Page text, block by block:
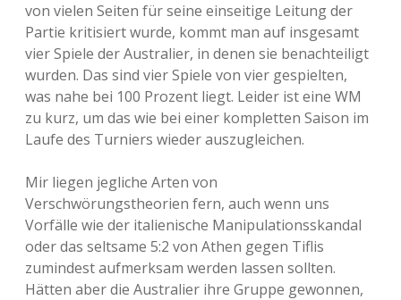
von vielen Seiten für seine einseitige Leitung der
Partie kritisiert wurde, kommt man auf insgesamt
vier Spiele der Australier, in denen sie benachteiligt
wurden. Das sind vier Spiele von vier gespielten,
was nahe bei 100 Prozent liegt. Leider ist eine WM
zu kurz, um das wie bei einer kompletten Saison im
Laufe des Turniers wieder auszugleichen.
Mir liegen jegliche Arten von
Verschwörungstheorien fern, auch wenn uns
Vorfälle wie der italienische Manipulationsskandal
oder das seltsame 5:2 von Athen gegen Tiflis
zumindest aufmerksam werden lassen sollten.
Hätten aber die Australier ihre Gruppe gewonnen,